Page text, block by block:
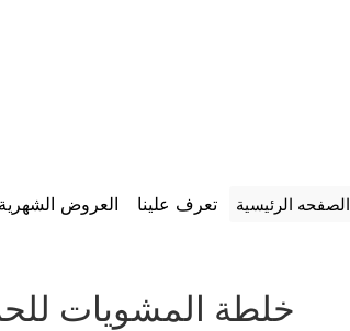
العروض الشهرية تعرف علينا الصفحه الرئيسية
خلطة المشويات